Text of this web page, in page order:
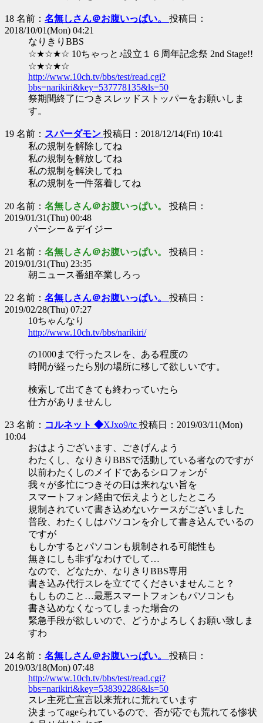
18 名前： 名無しさん＠お腹いっぱい。 投稿日：
2018/10/01(Mon) 04:21
なりきりBBS
☆★☆★☆ 10ちゃっと♪設立１６周年記念祭 2nd Stage!!
☆★☆★☆
http://www.10ch.tv/bbs/test/read.cgi?
bbs=narikiri&key=537778135&ls=50
祭期間終了につきスレッドストッパーをお願いしま
す。
19 名前： スパーダモン 投稿日：2018/12/14(Fri) 10:41
私の規制を解除してね
私の規制を解放してね
私の規制を解決してね
私の規制を一件落着してね
20 名前： 名無しさん＠お腹いっぱい。 投稿日：
2019/01/31(Thu) 00:48
パーシー＆デイジー
21 名前： 名無しさん＠お腹いっぱい。 投稿日：
2019/01/31(Thu) 23:35
朝ニュース番組卒業しろっ
22 名前： 名無しさん＠お腹いっぱい。 投稿日：
2019/02/28(Thu) 07:27
10ちゃんなり
http://www.10ch.tv/bbs/narikiri/
の1000まで行ったスレを、ある程度の
時間が経ったら別の場所に移して欲しいです。
検索して出てきても終わっていたら
仕方がありませんし
23 名前： コルネット ◆XJxo9/tc 投稿日：2019/03/11(Mon)
10:04
おはようございます、ごきげんよう
わたくし、なりきりBBSで活動している者なのですが
以前わたくしのメイドであるシロフォンが
我々が多忙につきその日は来れない旨を
スマートフォン経由で伝えようとしたところ
規制されていて書き込めないケースがございました
普段、わたくしはパソコンを介して書き込んでいるの
ですが
もしかするとパソコンも規制される可能性も
無きにしも非ずなわけでして…
なので、どなたか、なりきりBBS専用
書き込み代行スレを立ててくださいませんこと？
もしものこと…最悪スマートフォンもパソコンも
書き込めなくなってしまった場合の
緊急手段が欲しいので、どうかよろしくお願い致しま
すわ
24 名前： 名無しさん＠お腹いっぱい。 投稿日：
2019/03/18(Mon) 07:48
http://www.10ch.tv/bbs/test/read.cgi?
bbs=narikiri&key=538392286&ls=50
スレ主死亡宣言以来荒れに荒れています
決まってageられているので、否が応でも荒れてる惨状